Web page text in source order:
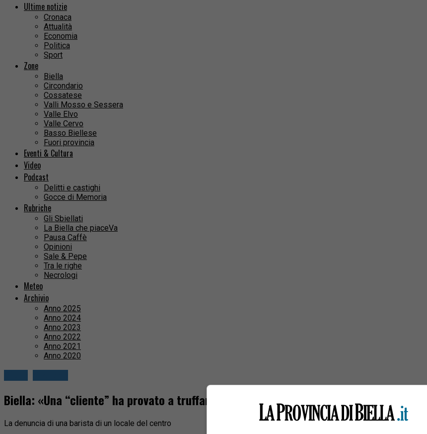
Ultime notizie
Cronaca
Attualità
Economia
Politica
Sport
Zone
Biella
Circondario
Cossatese
Valli Mosso e Sessera
Valle Elvo
Valle Cervo
Basso Biellese
Fuori provincia
Eventi & Cultura
Video
Podcast
Delitti e castighi
Gocce di Memoria
Rubriche
Gli Sbiellati
La Biella che piaceVa
Pausa Caffè
Opinioni
Sale & Pepe
Tra le righe
Necrologi
Meteo
Archivio
Anno 2025
Anno 2024
Anno 2023
Anno 2022
Anno 2021
Anno 2020
Biella: «Una “cliente” ha provato a truffarmi, fate attenzione»
La denuncia di una barista di un locale del centro